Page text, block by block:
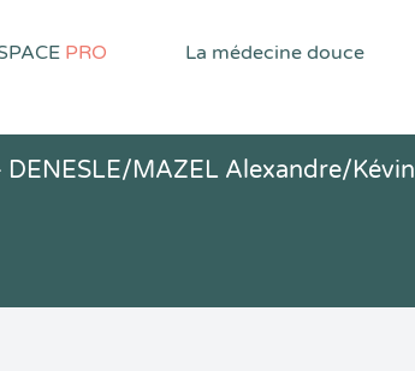
PRO La médecine douce
MAZEL Alexandre/Kévin